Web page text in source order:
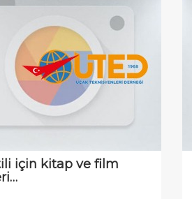
için kitap ve film